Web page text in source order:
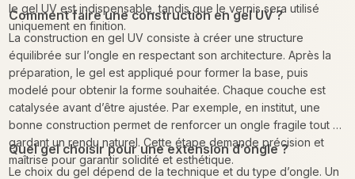
le gel UV est indispensable, tandis que le vernis sera utilisé
uniquement en finition.
Comment faire une construction en gel UV ?
La construction en gel UV consiste à créer une structure
équilibrée sur l’ongle en respectant son architecture. Après la
préparation, le gel est appliqué pour former la base, puis
modelé pour obtenir la forme souhaitée. Chaque couche est
catalysée avant d’être ajustée. Par exemple, en institut, une
bonne construction permet de renforcer un ongle fragile tout en
gardant un rendu naturel. Cette étape demande précision et
maîtrise pour garantir solidité et esthétique.
Quel gel choisir pour une extension d’ongle ?
Le choix du gel dépend de la technique et du type d’ongle. Un